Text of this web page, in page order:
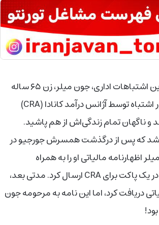
در یکی از عجیب‌ترین اشتباهات اداری، جون میلر، زن ۶۵ ساله
اهل ونکوور، به طور اشتباه توسط آژانس درآمد کانادا (CRA)
ناگهان تمام زندگی‌اش از هم پاشید.
شد که پس از درگذشت همسرش جورجیو در
اظهارنامه مالیاتی او را به همراه
اظهارنامه خودش در یک پاکت برای CRA ارسال کرد. مدتی بعد،
دریافت کرد، اما این نامه به مرحومه جون